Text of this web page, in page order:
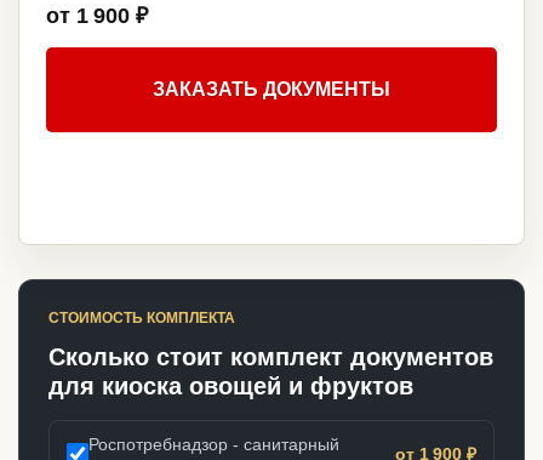
от 1 900 ₽
ЗАКАЗАТЬ ДОКУМЕНТЫ
СТОИМОСТЬ КОМПЛЕКТА
Сколько стоит комплект документов
для киоска овощей и фруктов
Роспотребнадзор - санитарный
от 1 900 ₽